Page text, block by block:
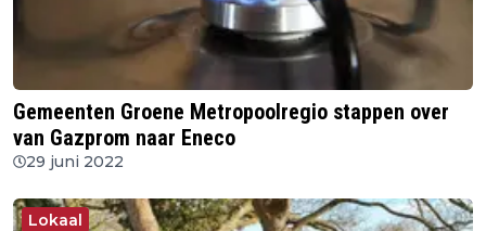
Gemeenten Groene Metropoolregio stappen over
van Gazprom naar Eneco
29 juni 2022
Lokaal